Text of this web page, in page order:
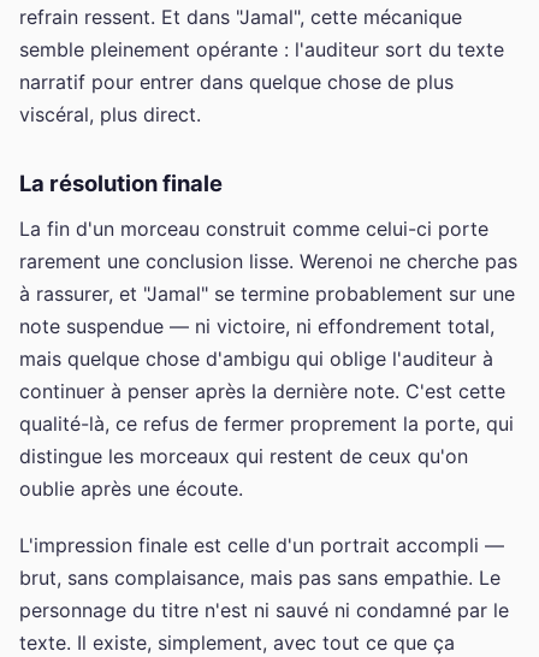
refrain ressent. Et dans "Jamal", cette mécanique
semble pleinement opérante : l'auditeur sort du texte
narratif pour entrer dans quelque chose de plus
viscéral, plus direct.
La résolution finale
La fin d'un morceau construit comme celui-ci porte
rarement une conclusion lisse. Werenoi ne cherche pas
à rassurer, et "Jamal" se termine probablement sur une
note suspendue — ni victoire, ni effondrement total,
mais quelque chose d'ambigu qui oblige l'auditeur à
continuer à penser après la dernière note. C'est cette
qualité-là, ce refus de fermer proprement la porte, qui
distingue les morceaux qui restent de ceux qu'on
oublie après une écoute.
L'impression finale est celle d'un portrait accompli —
brut, sans complaisance, mais pas sans empathie. Le
personnage du titre n'est ni sauvé ni condamné par le
texte. Il existe, simplement, avec tout ce que ça